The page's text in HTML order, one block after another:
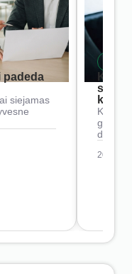
padeda
siejamas
Kaip
2026-